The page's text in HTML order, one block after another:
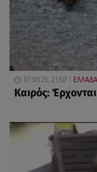
07.08.26, 21:50 ΕΛΛΑΔΑ
Καιρός: